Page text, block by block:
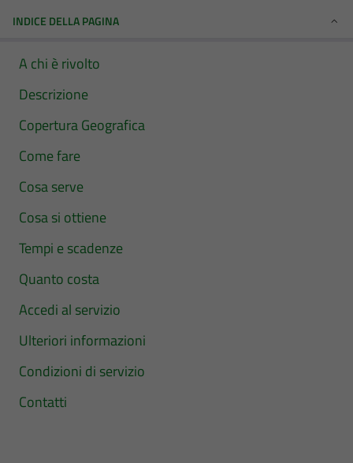
INDICE DELLA PAGINA
A chi è rivolto
Descrizione
Copertura Geografica
Come fare
Cosa serve
Cosa si ottiene
Tempi e scadenze
Quanto costa
Accedi al servizio
Ulteriori informazioni
Condizioni di servizio
Contatti